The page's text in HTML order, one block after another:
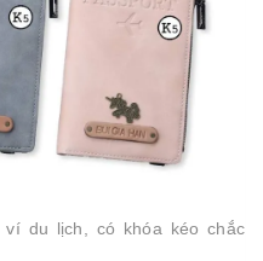
du lịch, có khóa kéo chắc